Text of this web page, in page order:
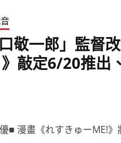
敬一郎」監督
敲定6/20推出
■ 漫畫《れすきゅーME!